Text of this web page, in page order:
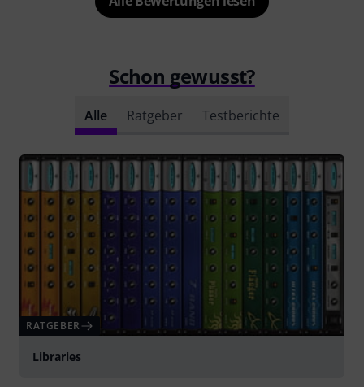
Schon gewusst?
Alle Ratgeber Testberichte
RATGEBER
Libraries